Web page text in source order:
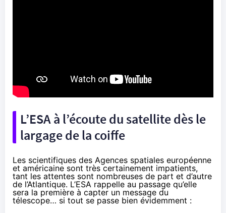
L’ESA à l’écoute du satellite dès le
largage de la coiffe
Les scientifiques des Agences spatiales européenne
et américaine sont très certainement impatients,
tant les attentes sont nombreuses de part et d’autre
de l’Atlantique. L’ESA rappelle au passage qu’elle
sera la première à capter un message du
télescope… si tout se passe bien évidemment :